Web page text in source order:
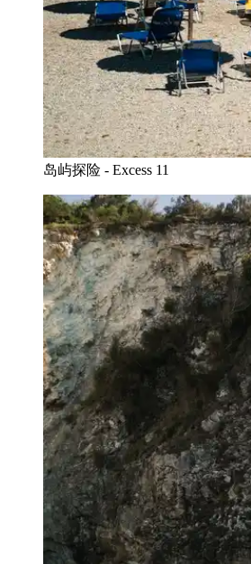
岛屿探险 - Excess 11